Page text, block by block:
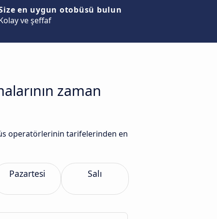
en uygun otobüsü bulun
ve şeffaf
zaman
operatörlerinin tarifelerinden en
Pazartesi Salı